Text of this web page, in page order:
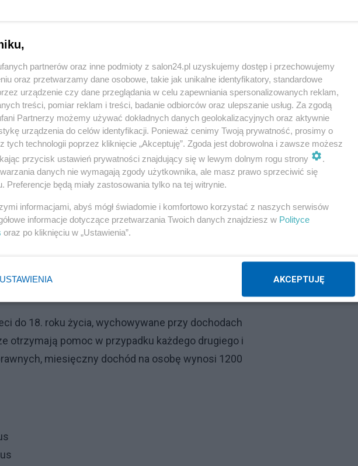
- Głównym problemem tego programu jest nie
to, że w przyszłym roku na ten program nie ma
Reklama
które mają promować i informować o programie
przedszkolach, żłobkach i przez internet, korzystając ze
się: rodzice, opiekunowie prawni lub opiekunowie
wychowujący dzieci i rodzice w nieformalnych
i rozwodnicy - chodzi o rodziców, w domu których
nie jest pobierana opłata, a formalności należy
z wniosków do pobrania na stronach internetowych
kwietnia. Jeśli rodzina złoży wniosek po 1 lipca,
ubiegała się o pieniądze.
do 18. roku życia, wychowywane przy dochodach
otrzymają pomoc w przypadku każdego drugiego i
miesięczny dochód na osobę wynosi 1200
partnerów oraz inne podmioty z salon24.pl uzyskujemy dostęp i przechowujemy
oraz przetwarzamy dane osobowe, takie jak unikalne identyfikatory, standardowe
urządzenie czy dane przeglądania w celu zapewniania spersonalizowanych reklam,
treści, pomiar reklam i treści, badanie odbiorców oraz ulepszanie usług. Za zgodą
Partnerzy możemy używać dokładnych danych geolokalizacyjnych oraz aktywnie
urządzenia do celów identyfikacji. Ponieważ cenimy Twoją prywatność, prosimy o
tych technologii poprzez kliknięcie „Akceptuję”. Zgoda jest dobrowolna i zawsze możesz
przycisk ustawień prywatności znajdujący się w lewym dolnym rogu strony
.
danych nie wymagają zgody użytkownika, ale masz prawo sprzeciwić się
Preferencje będą miały zastosowania tylko na tej witrynie.
informacjami, abyś mógł świadomie i komfortowo korzystać z naszych serwisów
informacje dotyczące przetwarzania Twoich danych znajdziesz w Polityce
oraz po kliknięciu w „Ustawienia”.
USTAWIENIA AKCEPTUJĘ